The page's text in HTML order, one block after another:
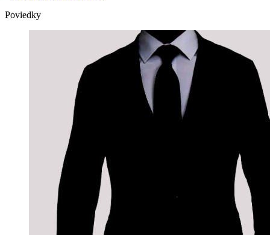
Poviedky